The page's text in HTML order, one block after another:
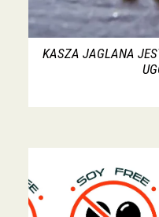
KASZA JAGLANA